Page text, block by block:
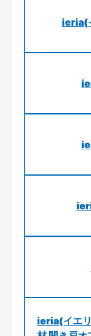
ieria(
ieria(イエ